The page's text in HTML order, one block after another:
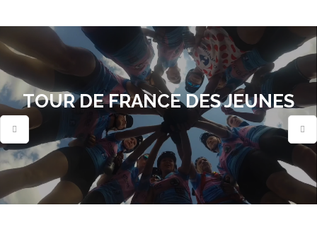
TOUR DE FRANCE DES JEUNES